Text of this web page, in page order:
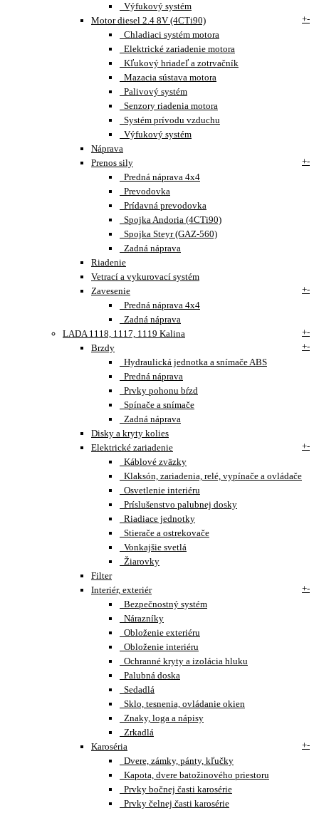
Výfukový systém
Motor diesel 2.4 8V (4CTi90)
+-
Chladiaci systém motora
Elektrické zariadenie motora
Kľukový hriadeľ a zotrvačník
Mazacia sústava motora
Palivový systém
Senzory riadenia motora
Systém prívodu vzduchu
Výfukový systém
Náprava
Prenos sily
+-
Predná náprava 4x4
Prevodovka
Prídavná prevodovka
Spojka Andoria (4CTi90)
Spojka Steyr (GAZ-560)
Zadná náprava
Riadenie
Vetrací a vykurovací systém
Zavesenie
+-
Predná náprava 4x4
Zadná náprava
LADA 1118, 1117, 1119 Kalina
+-
Brzdy
+-
Hydraulická jednotka a snímače ABS
Predná náprava
Prvky pohonu bŕzd
Spínače a snímače
Zadná náprava
Disky a kryty kolies
Elektrické zariadenie
+-
Káblové zväzky
Klaksón, zariadenia, relé, vypínače a ovládače
Osvetlenie interiéru
Príslušenstvo palubnej dosky
Riadiace jednotky
Stierače a ostrekovače
Vonkajšie svetlá
Žiarovky
Filter
Interiér, exteriér
+-
Bezpečnostný systém
Nárazníky
Obloženie exteriéru
Obloženie interiéru
Ochranné kryty a izolácia hluku
Palubná doska
Sedadlá
Sklo, tesnenia, ovládanie okien
Znaky, loga a nápisy
Zrkadlá
Karoséria
+-
Dvere, zámky, pánty, kľučky
Kapota, dvere batožinového priestoru
Prvky bočnej časti karosérie
Prvky čelnej časti karosérie